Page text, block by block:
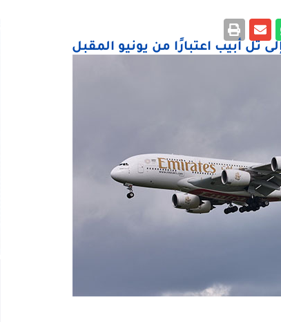
تل أبيب اعتبارًا من يونيو المقبل